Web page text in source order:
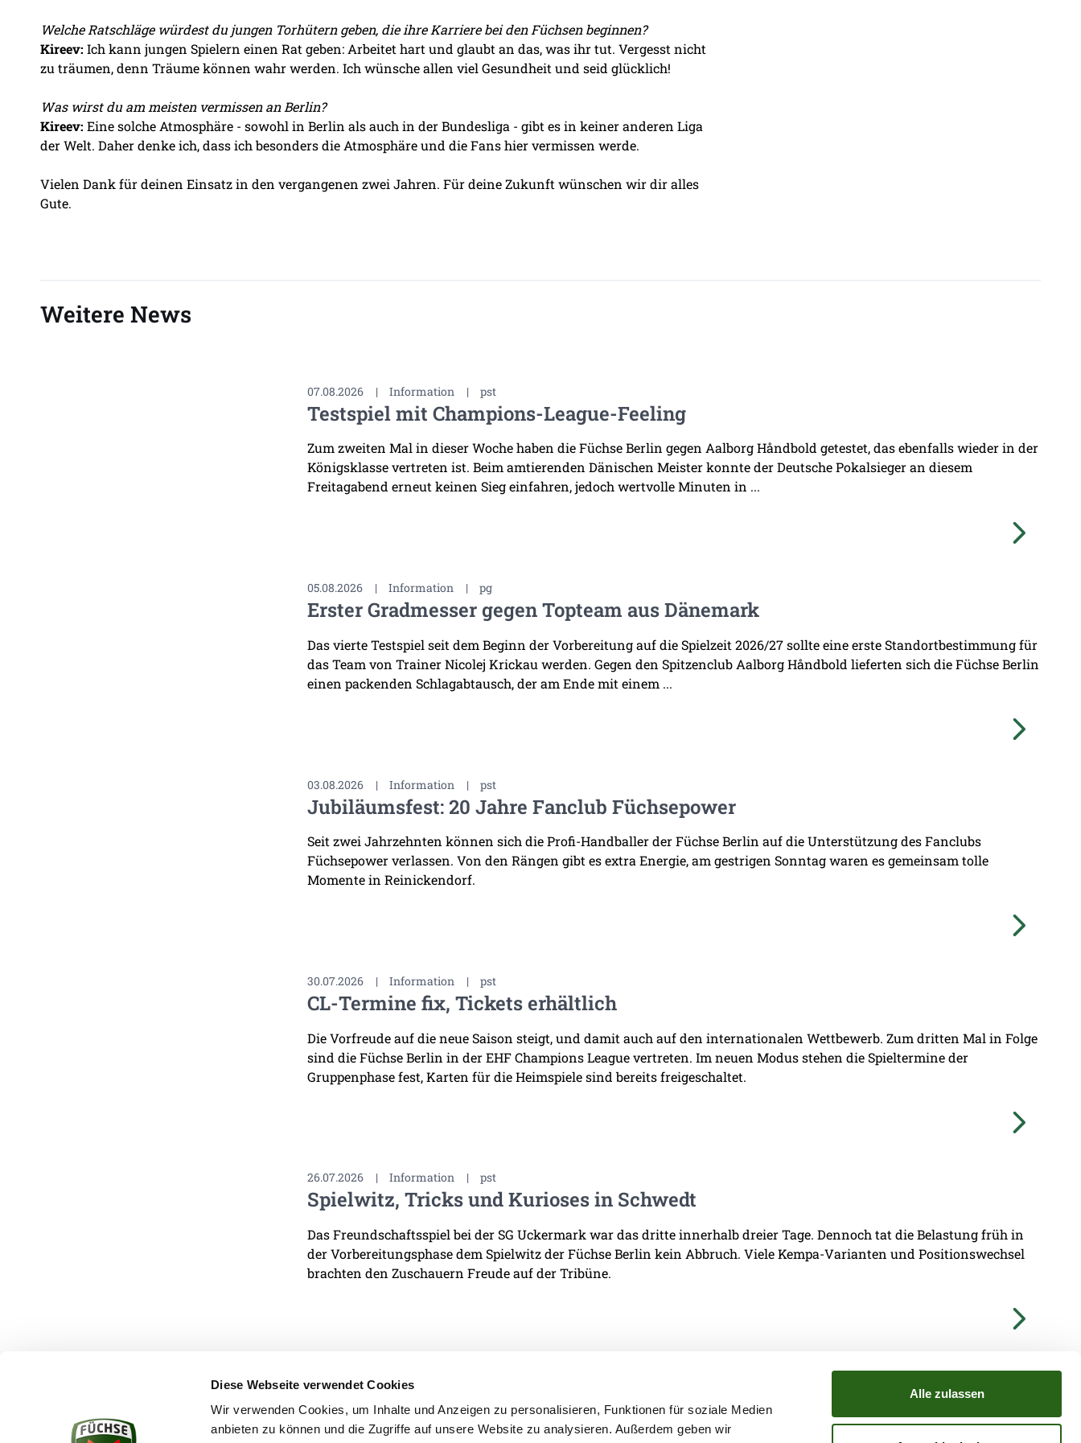
Diese Webseite verwendet Cookies
Wir verwenden Cookies, um Inhalte und Anzeigen zu personalisieren, Funktionen für soziale Medien
anbieten zu können und die Zugriffe auf unsere Website zu analysieren. Außerdem geben wir
Alle zulassen
Welche Ratschläge würdest du jungen Torhütern geben, die ihre Karriere bei den Füchsen beginnen?
Kireev: Ich kann jungen Spielern einen Rat geben: Arbeitet hart und glaubt an das, was ihr tut. Vergesst nicht
zu träumen, denn Träume können wahr werden. Ich wünsche allen viel Gesundheit und seid glücklich!
Was wirst du am meisten vermissen an Berlin?
Kireev: Eine solche Atmosphäre - sowohl in Berlin als auch in der Bundesliga - gibt es in keiner anderen Liga
der Welt. Daher denke ich, dass ich besonders die Atmosphäre und die Fans hier vermissen werde.
Vielen Dank für deinen Einsatz in den vergangenen zwei Jahren. Für deine Zukunft wünschen wir dir alles
Gute.
Weitere News
07.08.2026 | Information | pst
Testspiel mit Champions-League-Feeling
Zum zweiten Mal in dieser Woche haben die Füchse Berlin gegen Aalborg Håndbold getestet, das ebenfalls wieder in der
Königsklasse vertreten ist. Beim amtierenden Dänischen Meister konnte der Deutsche Pokalsieger an diesem
Freitagabend erneut keinen Sieg einfahren, jedoch wertvolle Minuten in ...
05.08.2026 | Information | pg
Erster Gradmesser gegen Topteam aus Dänemark
Das vierte Testspiel seit dem Beginn der Vorbereitung auf die Spielzeit 2026/27 sollte eine erste Standortbestimmung für
das Team von Trainer Nicolej Krickau werden. Gegen den Spitzenclub Aalborg Håndbold lieferten sich die Füchse Berlin
einen packenden Schlagabtausch, der am Ende mit einem ...
03.08.2026 | Information | pst
Jubiläumsfest: 20 Jahre Fanclub Füchsepower
Seit zwei Jahrzehnten können sich die Profi-Handballer der Füchse Berlin auf die Unterstützung des Fanclubs
Füchsepower verlassen. Von den Rängen gibt es extra Energie, am gestrigen Sonntag waren es gemeinsam tolle
Momente in Reinickendorf.
30.07.2026 | Information | pst
CL-Termine fix, Tickets erhältlich
Die Vorfreude auf die neue Saison steigt, und damit auch auf den internationalen Wettbewerb. Zum dritten Mal in Folge
sind die Füchse Berlin in der EHF Champions League vertreten. Im neuen Modus stehen die Spieltermine der
Gruppenphase fest, Karten für die Heimspiele sind bereits freigeschaltet.
26.07.2026 | Information | pst
Spielwitz, Tricks und Kurioses in Schwedt
Das Freundschaftsspiel bei der SG Uckermark war das dritte innerhalb dreier Tage. Dennoch tat die Belastung früh in
der Vorbereitungsphase dem Spielwitz der Füchse Berlin kein Abbruch. Viele Kempa-Varianten und Positionswechsel
brachten den Zuschauern Freude auf der Tribüne.
KONTAKT IMPRESSUM DATENSCHUTZ ATGB